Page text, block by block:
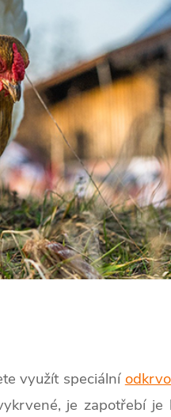
využít speciální
je zapotřebí